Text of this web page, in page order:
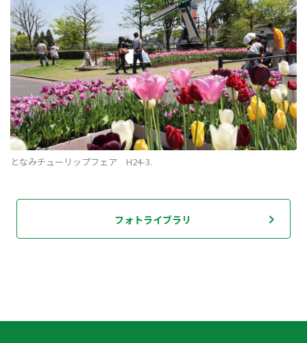
となみチューリップフェア H24-3.
フォトライブラリ